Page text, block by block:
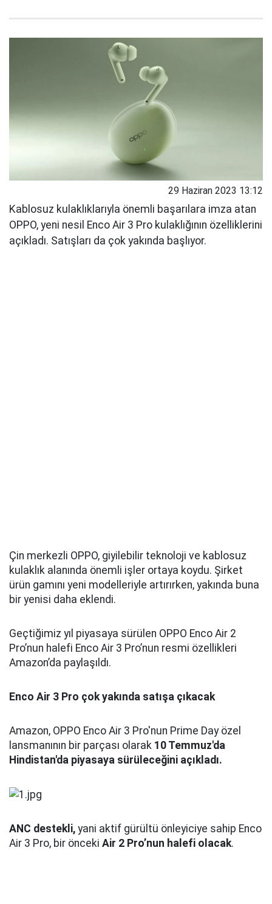
29 Haziran 2023 13:12
Kablosuz kulaklıklarıyla önemli başarılara imza atan
OPPO, yeni nesil Enco Air 3 Pro kulaklığının özelliklerini
açıkladı. Satışları da çok yakında başlıyor.
Çin merkezli OPPO, giyilebilir teknoloji ve kablosuz
kulaklık alanında önemli işler ortaya koydu. Şirket
ürün gamını yeni modelleriyle artırırken, yakında buna
bir yenisi daha eklendi.
Geçtiğimiz yıl piyasaya sürülen OPPO Enco Air 2
Pro’nun halefi Enco Air 3 Pro’nun resmi özellikleri
Amazon’da paylaşıldı.
Enco Air 3 Pro çok yakında satışa çıkacak
Amazon, OPPO Enco Air 3 Pro'nun Prime Day özel
lansmanının bir parçası olarak 10 Temmuz'da
Hindistan'da piyasaya sürüleceğini açıkladı.
ANC destekli, yani aktif gürültü önleyiciye sahip Enco
Air 3 Pro, bir önceki Air 2 Pro’nun halefi olacak.